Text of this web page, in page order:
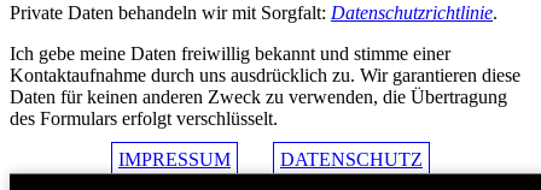
Private Daten behandeln wir mit Sorgfalt: Datenschutzrichtlinie.
Ich gebe meine Daten freiwillig bekannt und stimme einer
Kontaktaufnahme durch uns ausdrücklich zu. Wir garantieren diese
Daten für keinen anderen Zweck zu verwenden, die Übertragung
des Formulars erfolgt verschlüsselt.
IMPRESSUM
DATENSCHUTZ